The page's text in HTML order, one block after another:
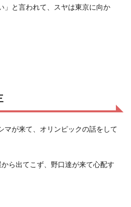
」と言われて、スヤは東京に向か
マが来て、オリンピックの話をして
ら出てこず、野口達が来て心配す